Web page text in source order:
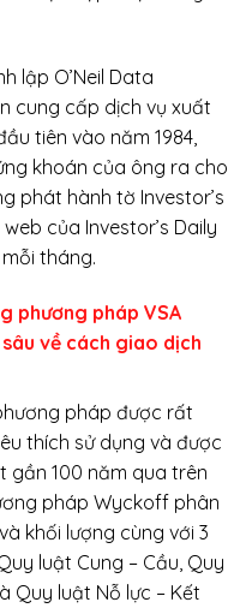
lập O’Neil Data
cung cấp dịch vụ xuất
tiên vào năm 1984,
khoán của ông ra cho
phát hành tờ Investor’s
của Investor’s Daily
tháng.
phương pháp VSA
về cách giao dịch
pháp được rất
thích sử dụng và được
gần 100 năm qua trên
pháp Wyckoff phân
khối lượng cùng với 3
luật Cung – Cầu, Quy
Quy luật Nỗ lực – Kết